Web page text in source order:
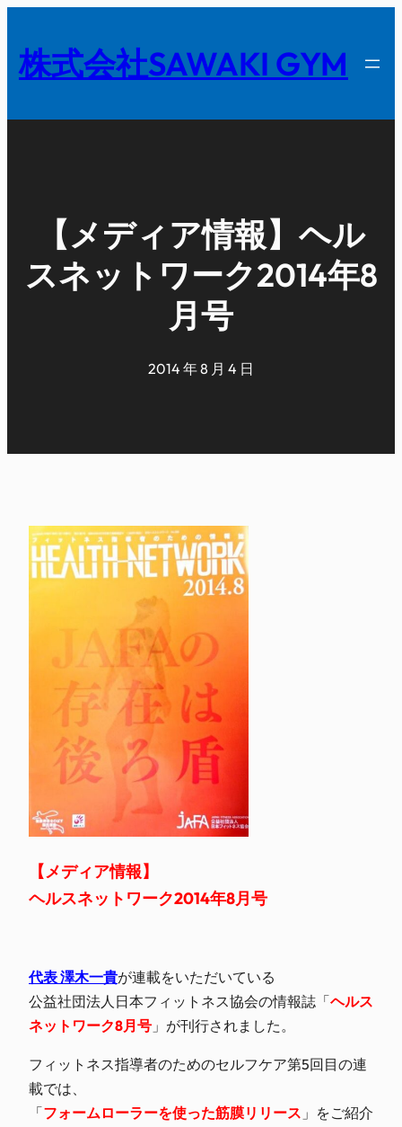
を
キ
株式会社SAWAKI GYM
【メディア情報】ヘル
スネットワーク2014年8
月号
2014 年 8 月 4 日
【メディア情報】
ヘルスネットワーク2014年8月号
代表 澤木一貴が連載をいただいている
公益社団法人日本フィットネス協会の情報誌「ヘルス
ネットワーク8月号 」が刊行されました。
フィットネス指導者のためのセルフケア第5回目の連
載では、
「フォームローラーを使った筋膜リリース 」をご紹介